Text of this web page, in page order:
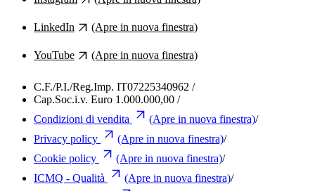
LinkedIn (Apre in nuova finestra)
YouTube (Apre in nuova finestra)
C.F./P.I./Reg.Imp. IT07225340962 /
Cap.Soc.i.v. Euro 1.000.000,00 /
Condizioni di vendita
(Apre in nuova finestra)/
Privacy policy
(Apre in nuova finestra)/
Cookie policy
(Apre in nuova finestra)/
ICMQ - Qualità
(Apre in nuova finestra)/